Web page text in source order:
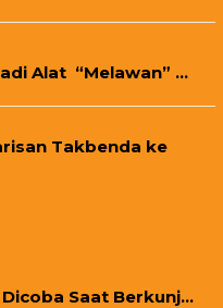
Alat “Melawan” …
Takbenda ke
Saat Berkunj…